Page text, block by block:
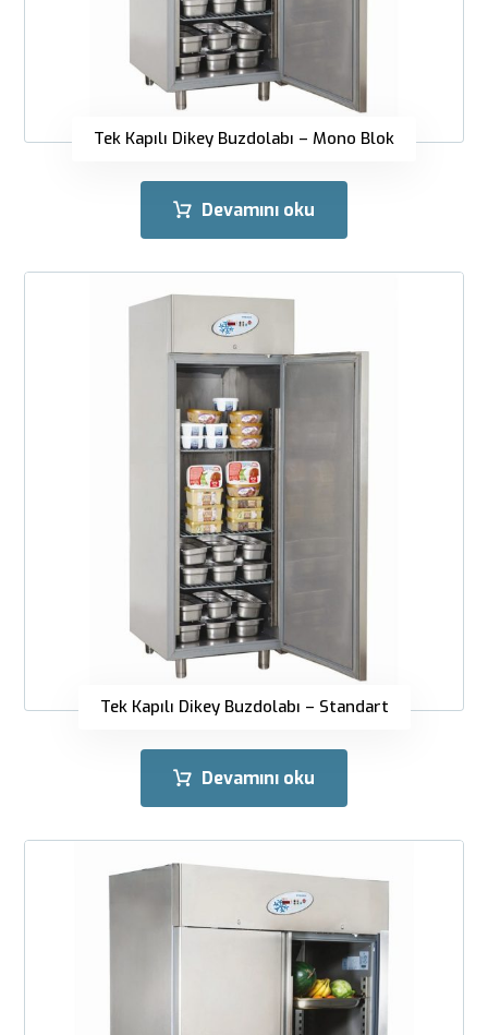
Tek Kapılı Dikey Buzdolabı – Mono Blok
Devamını oku
Tek Kapılı Dikey Buzdolabı – Standart
Devamını oku